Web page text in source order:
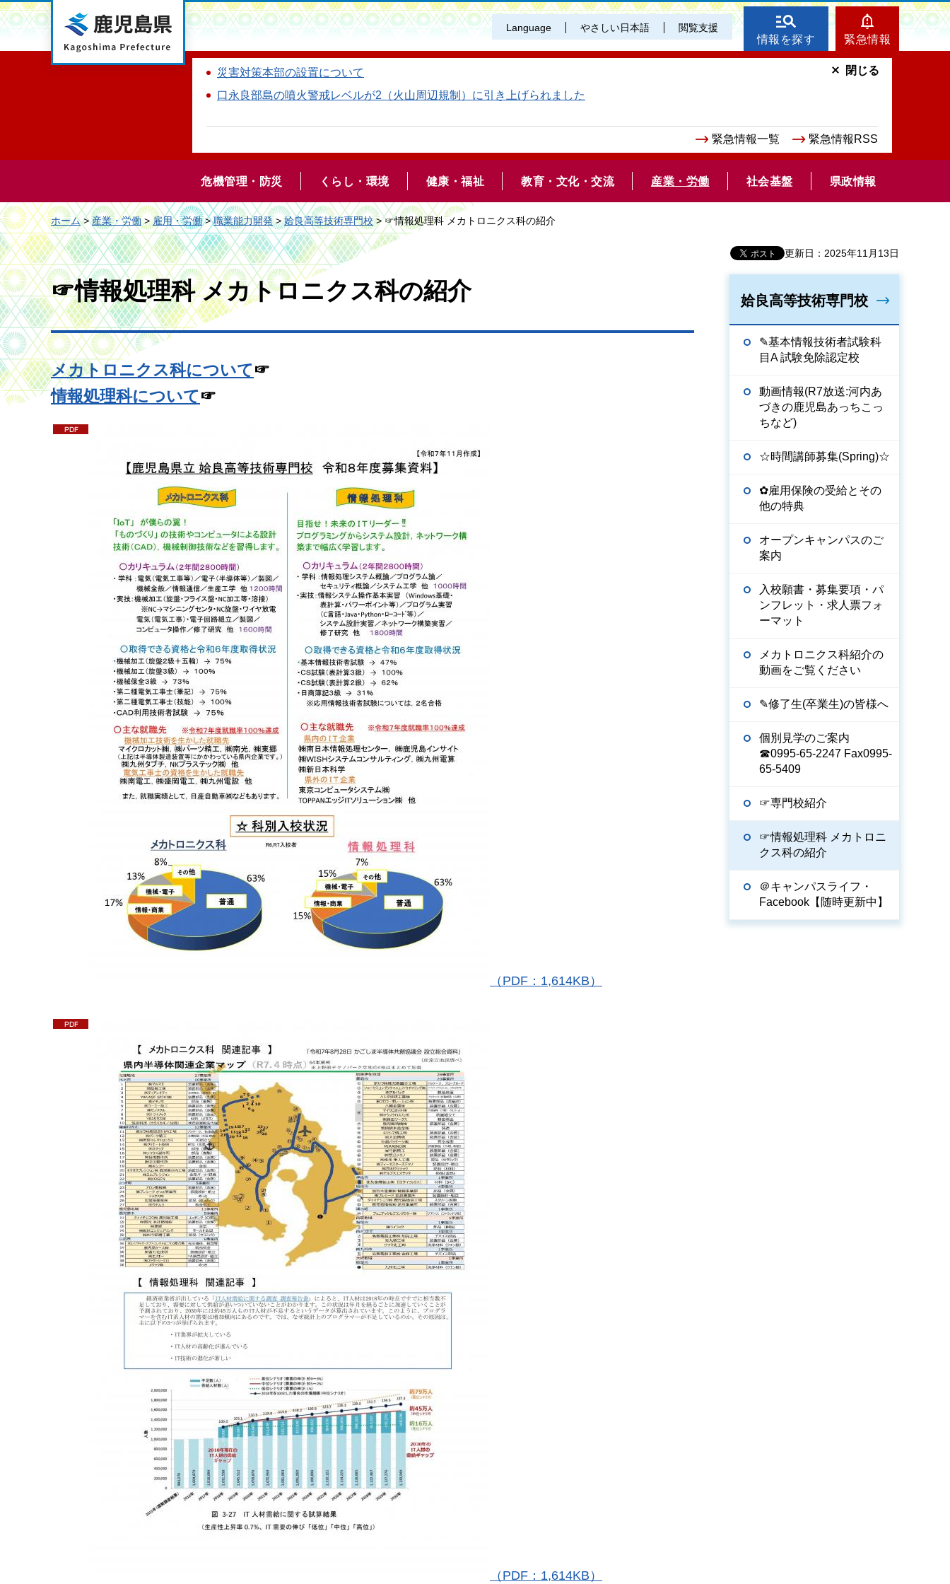
鹿児島県 Language やさしい日本語 閲覧支援
情報を探す 緊急情報
災害対策本部の設置について
口永良部島の噴火警戒レベルが2（火山周辺規制）に引き上げられました
緊急情報一覧 緊急情報RSS
閉じる
危機管理・防災 くらし・環境 健康・福祉 教育・文化・交流 産業・労働 社会基盤 県政情報
ホーム>産業・労働>雇用・労働>職業能力開発>姶良高等技術専門校> ☞情報処理科 メカトロニクス科の紹介
更新日：2025年11月13日
☞情報処理科 メカトロニクス科の紹介
メカトロニクス科について☞
情報処理科について☞
（PDF：1,614KB）
（PDF：1,614KB）
姶良高等技術専門校
✎基本情報技術者試験科
目A 試験免除認定校
動画情報(R7放送:河内あ
づきの鹿児島あっちこっ
ちなど)
☆時間講師募集(Spring)☆
✿雇用保険の受給とその
他の特典
オープンキャンパスのご
案内
入校願書・募集要項・パ
ンフレット・求人票フォ
ーマット
メカトロニクス科紹介の
動画をご覧ください
✎修了生(卒業生)の皆様へ
個別見学のご案内
☎0995-65-2247 Fax0995-
65-5409
☞専門校紹介
☞情報処理科 メカトロニ
クス科の紹介
＠キャンパスライフ・
Facebook【随時更新中】